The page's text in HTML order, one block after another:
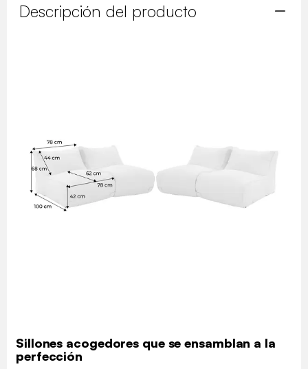
Descripción del producto
Sillones acogedores que se ensamblan a la
perfección